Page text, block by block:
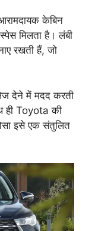
केबिन
स्पेस मिलता है। लंबी
रखती हैं, जो
देने में मदद करती
ही Toyota की
इसे एक संतुलित